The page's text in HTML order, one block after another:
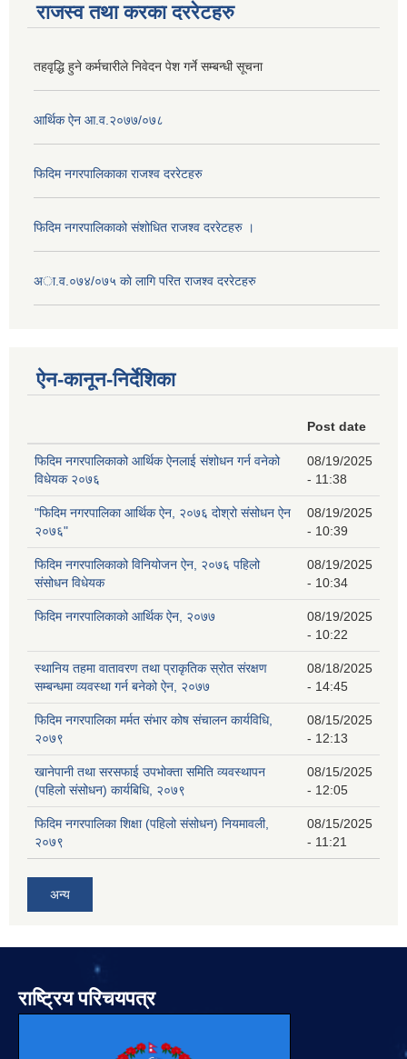
राजस्व तथा करका दररेटहरु
तहवृद्धि हुने कर्मचारीले निवेदन पेश गर्ने सम्बन्धी सूचना
आर्थिक ऐन आ‍.व.२०७७/०७८
फिदिम नगरपालिकाका राजश्व दररेटहरु
फिदिम नगरपालिकाको स‌ंशोधित राजश्व दररेटहरु ।
अा.व.०७४/०७५ काे लागि परित राजश्व दररेटहरु
ऐन-कानून-निर्देशिका
Post date
फिदिम नगरपालिकाको आर्थिक ऐनलाई संशोधन गर्न वनेको
विधेयक २०७६
08/19/2025
- 11:38
"फिदिम नगरपालिका आर्थिक ऐन, २०७६ दोश्रो संसोधन ऐन
२०७६"
08/19/2025
- 10:39
फिदिम नगरपालिकाको विनियोजन ऐन, २०७६ पहिलो
संसोधन विधेयक
08/19/2025
- 10:34
फिदिम नगरपालिकाको आर्थिक ऐन, २०७७
08/19/2025
- 10:22
स्थानिय तहमा वातावरण तथा प्राकृतिक स्रोत संरक्षण
सम्बन्धमा व्यवस्था गर्न बनेको ऐन, २०७७
08/18/2025
- 14:45
फिदिम नगरपालिका मर्मत संभार कोष संचालन कार्यविधि,
२०७९
08/15/2025
- 12:13
खानेपानी तथा सरसफाई उपभोक्ता समिति व्यवस्थापन
(पहिलो संसोधन) कार्यबिधि, २०७९
08/15/2025
- 12:05
फिदिम नगरपालिका शिक्षा (पहिलो संसोधन) नियमावली,
२०७९
08/15/2025
- 11:21
अन्य
राष्ट्रिय परिचयपत्र